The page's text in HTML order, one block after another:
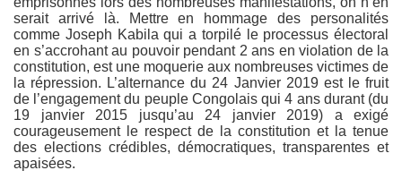
serait arrivé là. Mettre en hommage des personalités
comme Joseph Kabila qui a torpilé le processus électoral
en s’accrohant au pouvoir pendant 2 ans en violation de la
constitution, est une moquerie aux nombreuses victimes de
la répression. L’alternance du 24 Janvier 2019 est le fruit
de l’engagement du peuple Congolais qui 4 ans durant (du
19 janvier 2015 jusqu’au 24 janvier 2019) a exigé
courageusement le respect de la constitution et la tenue
des elections crédibles, démocratiques, transparentes et
apaisées.